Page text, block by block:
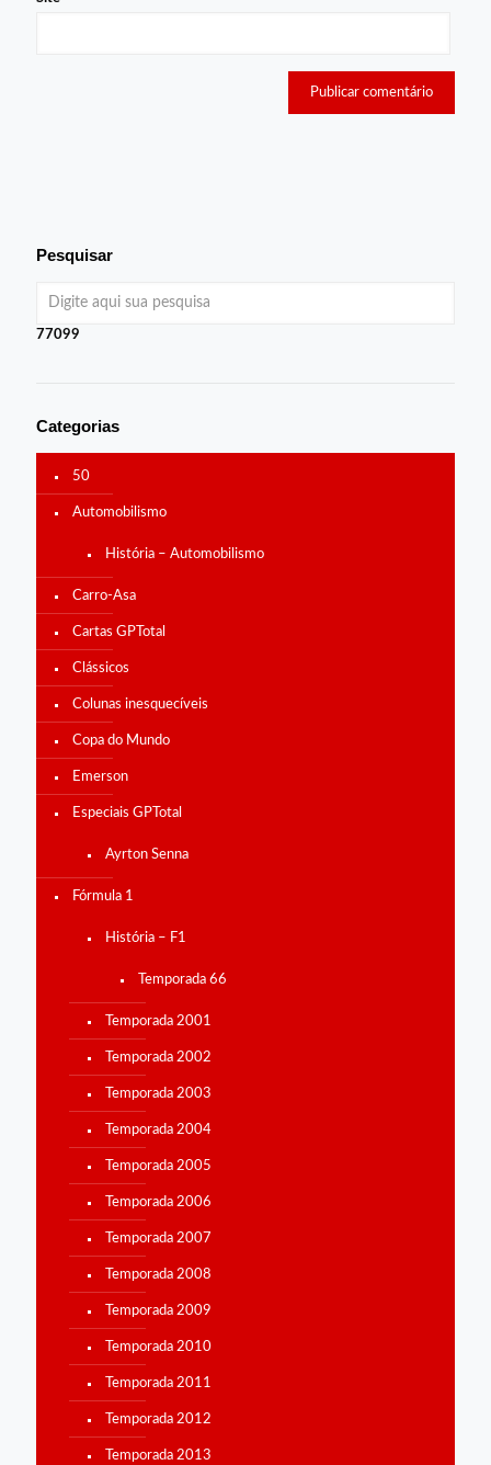
Pesquisar
77099
Categorias
50
Automobilismo
História – Automobilismo
Carro-Asa
Cartas GPTotal
Clássicos
Colunas inesquecíveis
Copa do Mundo
Emerson
Especiais GPTotal
Ayrton Senna
Fórmula 1
História – F1
Temporada 66
Temporada 2001
Temporada 2002
Temporada 2003
Temporada 2004
Temporada 2005
Temporada 2006
Temporada 2007
Temporada 2008
Temporada 2009
Temporada 2010
Temporada 2011
Temporada 2012
Temporada 2013